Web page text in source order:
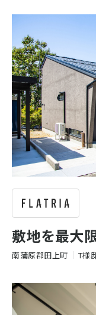
敷地を最大
南蒲原郡田上町 T様